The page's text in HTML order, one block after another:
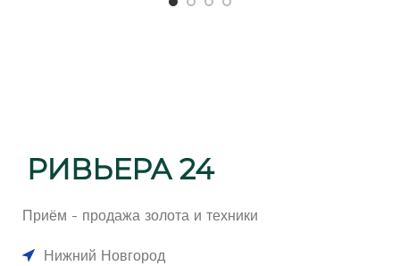
Приём - продажа золота и техники
Нижний Новгород